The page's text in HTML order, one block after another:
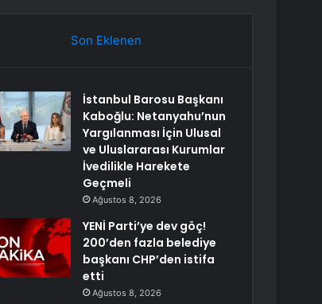
Son Eklenen
İstanbul Barosu Başkanı
Kaboğlu: Netanyahu’nun
Yargılanması İçin Ulusal
ve Uluslararası Kurumlar
İvedilikle Harekete
Geçmeli
Ağustos 8, 2026
YENİ Parti’ye dev göç!
200’den fazla belediye
başkanı CHP’den istifa
etti
Ağustos 8, 2026